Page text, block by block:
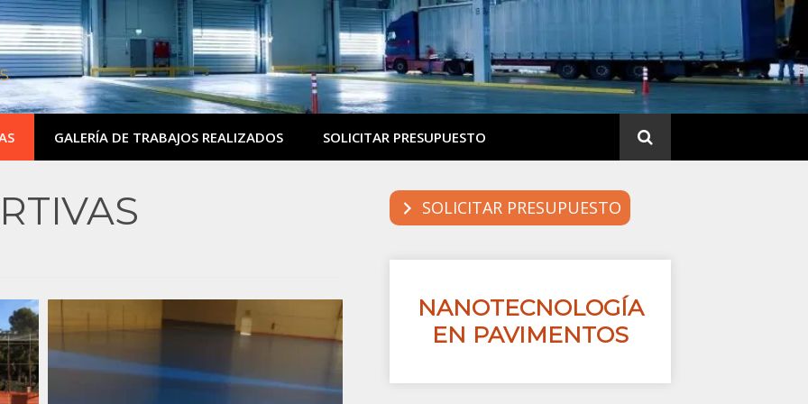
GALERÍA DE TRABAJOS REALIZADOS SOLICITAR PRESUPUESTO
SOLICITAR PRESUPUESTO
NANOTECNOLOGÍA
EN PAVIMENTOS